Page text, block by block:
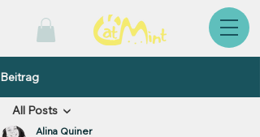
Beitrag
All Posts
Alina Quiner